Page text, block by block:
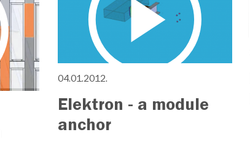
04.01.2012.
Elektron - a module
anchor